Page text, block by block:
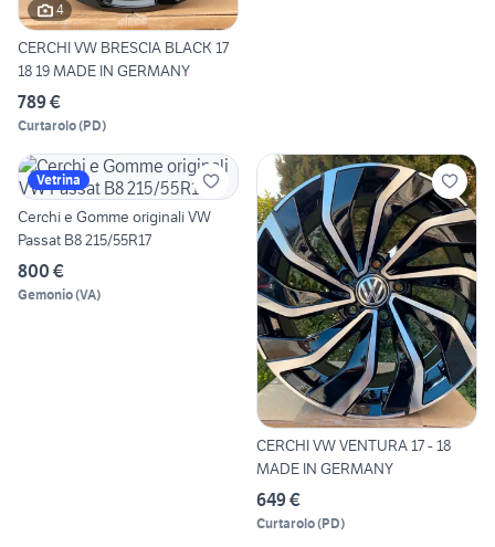
4
CERCHI VW BRESCIA BLACK 17
18 19 MADE IN GERMANY
789 €
Curtarolo(PD)
Vetrina
Cerchi e Gomme originali VW
Passat B8 215/55R17
800 €
Gemonio(VA)
CERCHI VW VENTURA 17 - 18
MADE IN GERMANY
649 €
Curtarolo(PD)